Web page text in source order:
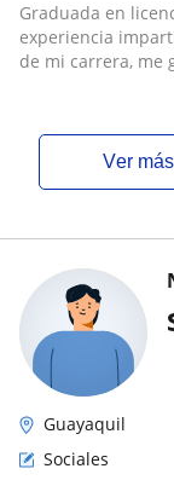
Graduada en
experiencia
de mi carrera, me
ver más
Guayaquil
Sociales